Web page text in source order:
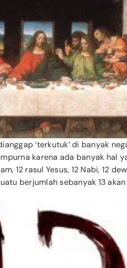
‘terkutuk’ di banyak
karena ada banyak hal
12 rasul Yesus, 12 Nabi, 12
berjumlah sebanyak 13